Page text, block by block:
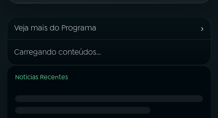
Veja mais do Programa ›
Carregando conteúdos...
Notícias Recentes